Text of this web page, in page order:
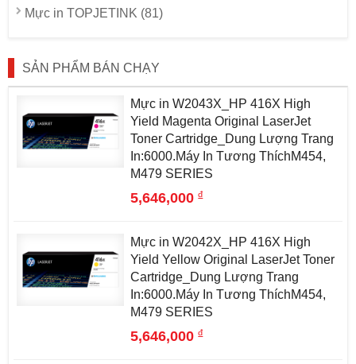
Mực in TOPJETINK (81)
SẢN PHẨM BÁN CHẠY
Mực in W2043X_HP 416X High
Yield Magenta Original LaserJet
Toner Cartridge_Dung Lượng Trang
In:6000.Máy In Tương ThíchM454,
M479 SERIES
5,646,000đ
Mực in W2042X_HP 416X High
Yield Yellow Original LaserJet Toner
Cartridge_Dung Lượng Trang
In:6000.Máy In Tương ThíchM454,
M479 SERIES
5,646,000đ